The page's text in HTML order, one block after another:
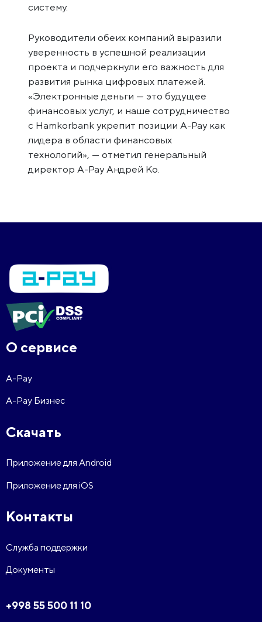
систему.
Руководители обеих компаний выразили
уверенность в успешной реализации
проекта и подчеркнули его важность для
развития рынка цифровых платежей.
«Электронные деньги — это будущее
финансовых услуг, и наше сотрудничество
с Hamkorbank укрепит позиции A-Pay как
лидера в области финансовых
технологий», — отметил генеральный
директор A-Pay Андрей Ко.
О сервисе
A-Pay
A-Pay Бизнес
Скачать
Приложение для Android
Приложение для iOS
Контакты
Служба поддержки
Документы
+998 55 500 11 10